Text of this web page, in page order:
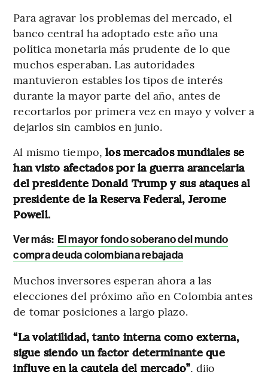
Para agravar los problemas del mercado, el
banco central ha adoptado este año una
política monetaria más prudente de lo que
muchos esperaban. Las autoridades
mantuvieron estables los tipos de interés
durante la mayor parte del año, antes de
recortarlos por primera vez en mayo y volver a
dejarlos sin cambios en junio.
Al mismo tiempo,los mercados mundiales se
han visto afectados por la guerra arancelaria
del presidente Donald Trump y sus ataques al
presidente de la Reserva Federal, Jerome
Powell.
Ver más: El mayor fondo soberano del mundo
compra deuda colombiana rebajada
Muchos inversores esperan ahora a las
elecciones del próximo año en Colombia antes
de tomar posiciones a largo plazo.
“La volatilidad, tanto interna como externa,
sigue siendo un factor determinante que
influye en la cautela del mercado”, dijo